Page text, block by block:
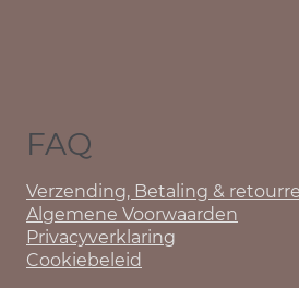
FAQ
Verzending, Betaling &
Algemene Voorwaarden
Privacyverklaring
Cookiebeleid